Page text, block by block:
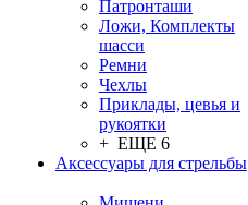
Патронташи
Ложи, Комплекты
шасси
Ремни
Чехлы
Приклады, цевья и
рукоятки
+ ЕЩЕ 6
Аксессуары для стрельбы